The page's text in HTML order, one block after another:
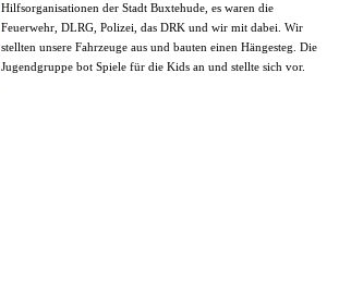
Hilfsorganisationen der Stadt Buxtehude, es waren die
Feuerwehr, DLRG, Polizei, das DRK und wir mit dabei. Wir
stellten unsere Fahrzeuge aus und bauten einen Hängesteg. Die
Jugendgruppe bot Spiele für die Kids an und stellte sich vor.